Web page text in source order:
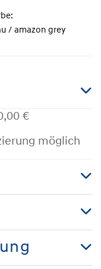
/ amazon grey
€
möglich